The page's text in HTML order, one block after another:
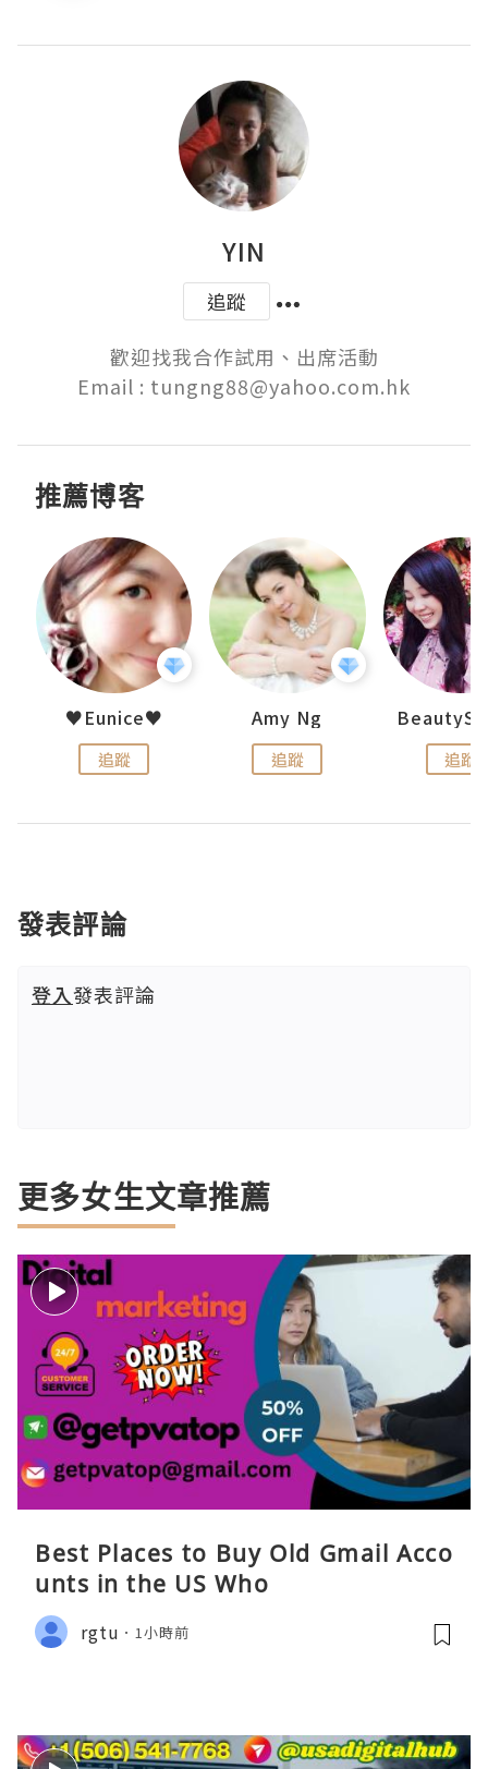
YIN
追蹤
歡迎找我合作試用、出席活動
Email : tungng88@yahoo.com.hk
推薦博客
♥Eunice♥
追蹤
Amy Ng
追蹤 追蹤
發表評論
登入發表評論
更多女生文章推薦
Best Places to Buy Old Gmail Acco
unts in the US Who
rgtu 1小時前